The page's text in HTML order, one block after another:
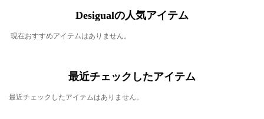
Desigualの人気アイテム
現在おすすめアイテムはありません。
最近チェックしたアイテム
最近チェックしたアイテムはありません。